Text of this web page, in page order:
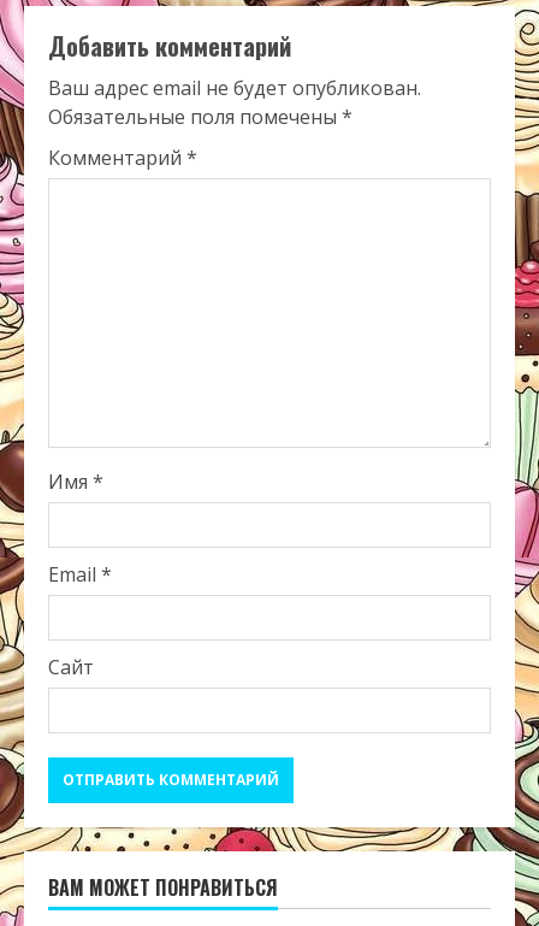
Добавить комментарий
Ваш адрес email не будет опубликован.
Обязательные поля помечены *
Комментарий *
Имя *
Email *
Сайт
ВАМ МОЖЕТ ПОНРАВИТЬСЯ